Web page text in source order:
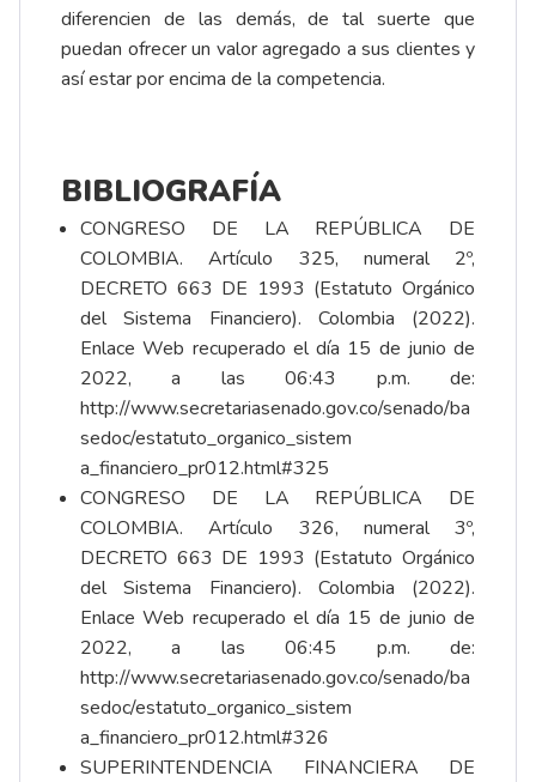
diferencien de las demás, de tal suerte que
puedan ofrecer un valor agregado a sus clientes y
así estar por encima de la competencia.
BIBLIOGRAFÍA
CONGRESO DE LA REPÚBLICA DE
COLOMBIA. Artículo 325, numeral 2º,
DECRETO 663 DE 1993 (Estatuto Orgánico
del Sistema Financiero). Colombia (2022).
Enlace Web recuperado el día 15 de junio de
2022, a las 06:43 p.m. de:
http://www.secretariasenado.gov.co/senado/ba
sedoc/estatuto_organico_sistem
a_financiero_pr012.html#325
CONGRESO DE LA REPÚBLICA DE
COLOMBIA. Artículo 326, numeral 3º,
DECRETO 663 DE 1993 (Estatuto Orgánico
del Sistema Financiero). Colombia (2022).
Enlace Web recuperado el día 15 de junio de
2022, a las 06:45 p.m. de:
http://www.secretariasenado.gov.co/senado/ba
sedoc/estatuto_organico_sistem
a_financiero_pr012.html#326
SUPERINTENDENCIA FINANCIERA DE